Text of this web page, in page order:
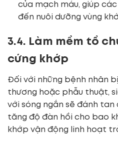
của mạch máu, giúp
đến nuôi dưỡng vùng
3.4. Làm mềm tổ
cứng khớp
Đối với những bệnh nhân
thương hoặc phẫu thuật,
với sóng ngắn sẽ đánh tan
tăng độ đàn hồi cho bao
khớp vận động linh hoạt